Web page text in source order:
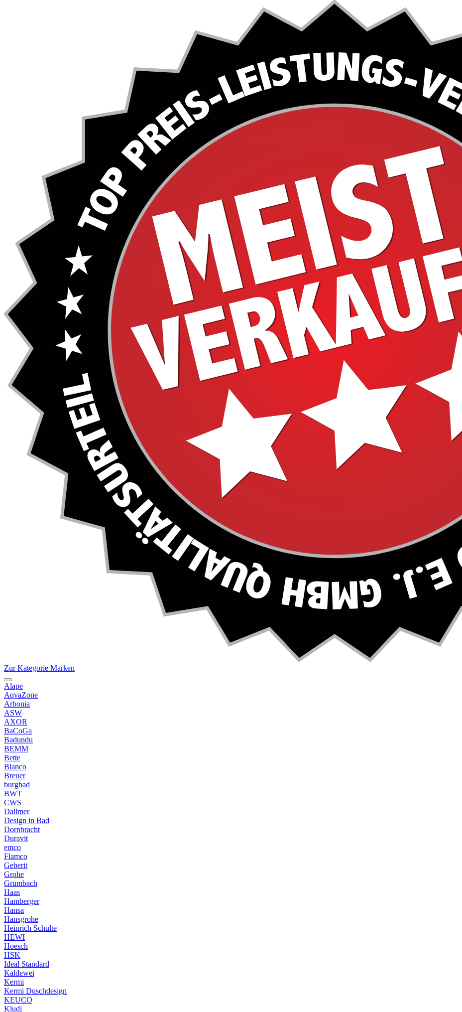
Zur Kategorie Marken
Alape
AqvaZone
Arbonia
ASW
AXOR
BaCoGa
Badundu
BEMM
Bette
Blanco
Breuer
burgbad
BWT
CWS
Dallmer
Design in Bad
Dornbracht
Duravit
emco
Flamco
Geberit
Grohe
Grumbach
Haas
Hamberger
Hansa
Hansgrohe
Heinrich Schulte
HEWI
Hoesch
HSK
Ideal Standard
Kaldewei
Kermi
Kermi Duschdesign
KEUCO
Kludi